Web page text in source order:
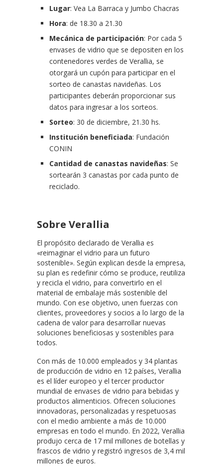
Lugar: Vea La Barraca y Jumbo Chacras
Hora: de 18.30 a 21.30
Mecánica de participación: Por cada 5
envases de vidrio que se depositen en los
contenedores verdes de Verallia, se
otorgará un cupón para participar en el
sorteo de canastas navideñas. Los
participantes deberán proporcionar sus
datos para ingresar a los sorteos.
Sorteo: 30 de diciembre, 21.30 hs.
Institución beneficiada: Fundación
CONIN
Cantidad de canastas navideñas: Se
sortearán 3 canastas por cada punto de
reciclado.
Sobre Verallia
El propósito declarado de Verallia es
«reimaginar el vidrio para un futuro
sostenible». Según explican desde la empresa,
su plan es redefinir cómo se produce, reutiliza
y recicla el vidrio, para convertirlo en el
material de embalaje más sostenible del
mundo. Con ese objetivo, unen fuerzas con
clientes, proveedores y socios a lo largo de la
cadena de valor para desarrollar nuevas
soluciones beneficiosas y sostenibles para
todos.
Con más de 10.000 empleados y 34 plantas
de producción de vidrio en 12 países, Verallia
es el líder europeo y el tercer productor
mundial de envases de vidrio para bebidas y
productos alimenticios. Ofrecen soluciones
innovadoras, personalizadas y respetuosas
con el medio ambiente a más de 10.000
empresas en todo el mundo. En 2022, Verallia
produjo cerca de 17 mil millones de botellas y
frascos de vidrio y registró ingresos de 3,4 mil
millones de euros.